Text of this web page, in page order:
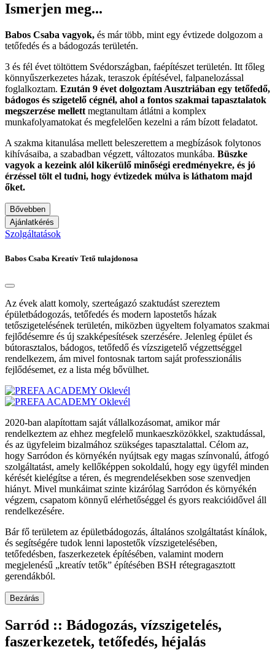
Ismerjen meg...
Babos Csaba vagyok, és már több, mint egy évtizede dolgozom a
tetőfedés és a bádogozás területén.
3 és fél évet töltöttem Svédországban, faépítészet területén. Itt főleg
könnyűszerkezetes házak, teraszok építésével, falpanelozással
foglalkoztam. Ezután 9 évet dolgoztam Ausztriában egy tetőfedő,
bádogos és szigetelő cégnél, ahol a fontos szakmai tapasztalatok
megszerzése mellett megtanultam átlátni a komplex
munkafolyamatokat és megfelelően kezelni a rám bízott feladatot.
A szakma kitanulása mellett beleszerettem a megbízások folytonos
kihívásaiba, a szabadban végzett, változatos munkába. Büszke
vagyok a kezeink alól kikerülő minőségi eredményekre, és jó
érzéssel tölt el tudni, hogy évtizedek múlva is láthatom majd
őket.
Bővebben
Ajánlatkérés
Szolgáltatások
Babos Csaba Kreatív Tető tulajdonosa
Az évek alatt komoly, szerteágazó szaktudást szereztem
épületbádogozás, tetőfedés és modern lapostetős házak
tetőszigetelésének területén, miközben ügyeltem folyamatos szakmai
fejlődésemre és új szakképesítések szerzésére. Jelenleg épület és
bútorasztalos, bádogos, tetőfedő és vízszigetelő végzettséggel
rendelkezem, ám mivel fontosnak tartom saját professzionális
fejlődésemet, ez a lista még bővülhet.
2020-ban alapítottam saját vállalkozásomat, amikor már
rendelkeztem az ehhez megfelelő munkaeszközökkel, szaktudással,
és az ügyfeleim bizalmához szükséges tapasztalattal. Célom az,
hogy Sarródon és környékén nyújtsak egy magas színvonalú, átfogó
szolgáltatást, amely kellőképpen sokoldalú, hogy egy ügyfél minden
kérését kielégítse a téren, és megrendelésekben sose szenvedjen
hiányt. Mivel munkáimat szinte kizárólag Sarródon és környékén
végzem, csapatom könnyű elérhetőséggel és gyors reakcióidővel áll
rendelkezésére.
Bár fő területem az épületbádogozás, általános szolgáltatást kínálok,
és segítségére tudok lenni lapostetők vízszigetelésében,
tetőfedésben, faszerkezetek építésében, valamint modern
megjelenésű „kreatív tetők” építésében BSH rétegragasztott
gerendákból.
Bezárás
Sarród :: Bádogozás, vízszigetelés,
faszerkezetek, tetőfedés, héjalás